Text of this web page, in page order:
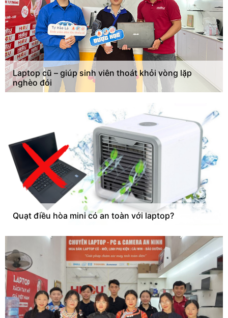
Laptop cũ – giúp sinh viên thoát khỏi vòng lặp
nghèo đói
Quạt điều hòa mini có an toàn với laptop?